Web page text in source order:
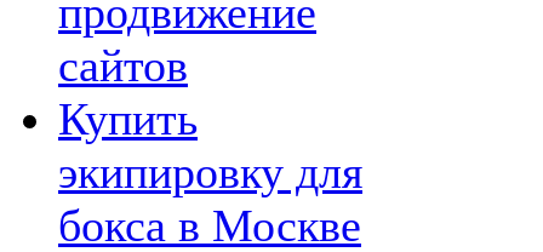
продвижение
сайтов
Купить
экипировку для
бокса в Москве